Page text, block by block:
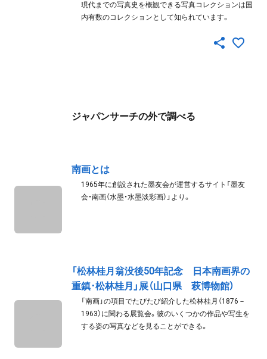
現代までの写真史を概観できる写真コレクションは国
内有数のコレクションとして知られています。
ジャパンサーチの外で調べる
南画とは
1965年に創設された墨友会が運営するサイト「墨友
会・南画（水墨・水墨淡彩画）」より。
「松林桂月翁没後50年記念 日本南画界の
重鎮･松林桂月」展（山口県 萩博物館）
「南画」の項目でたびたび紹介した松林桂月（1876－
1963）に関わる展覧会。彼のいくつかの作品や写生を
する姿の写真などを見ることができる。